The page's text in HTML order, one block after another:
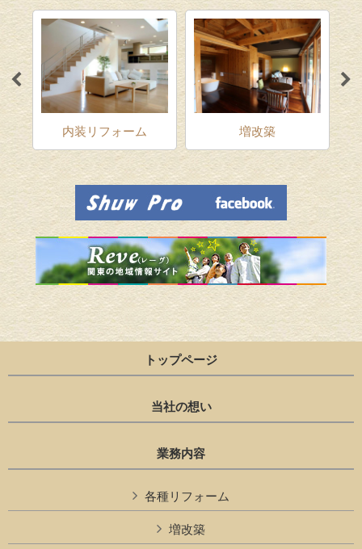
内装リフォーム 増改築
トップページ
当社の想い
業務内容
各種リフォーム
増改築